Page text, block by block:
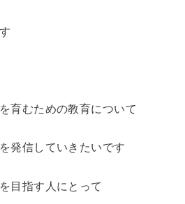
育むための教育について
発信していきたいです
目指す人にとって